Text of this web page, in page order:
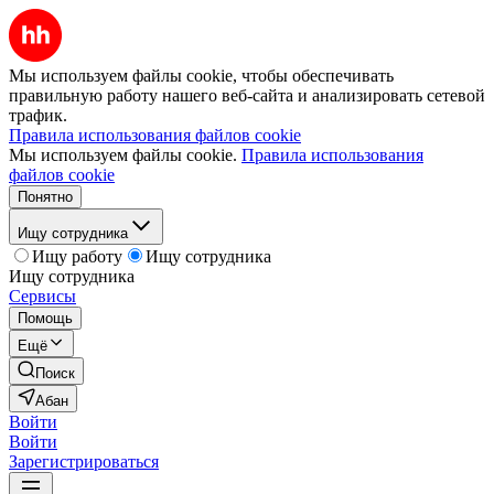
Мы используем файлы cookie, чтобы обеспечивать
правильную работу нашего веб-сайта и анализировать сетевой
трафик.
Правила использования файлов cookie
Мы используем файлы cookie. Правила использования
файлов cookie
Понятно
Ищу сотрудника
Ищу работу
Ищу сотрудника
Ищу сотрудника
Сервисы
Помощь
Ещё
Поиск
Абан
Войти
Войти
Зарегистрироваться